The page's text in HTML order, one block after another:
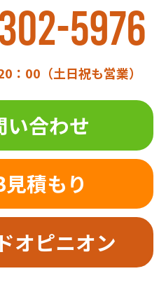
5976
：00（土日祝も営業）
い合わせ
積もり
オピニオン